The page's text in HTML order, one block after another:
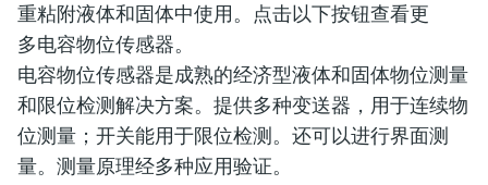
重粘附液体和固体中使用。点击以下按钮查看更
多电容物位传感器。
电容物位传感器是成熟的经济型液体和固体物位测量
和限位检测解决方案。提供多种变送器，用于连续物
位测量；开关能用于限位检测。还可以进行界面测
量。测量原理经多种应用验证。